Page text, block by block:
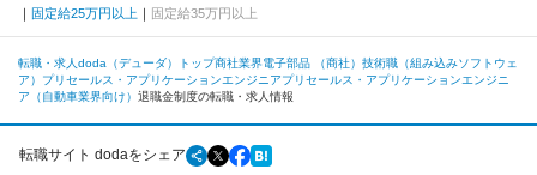
固定給25万円以上 固定給35万円以上
転職・求人doda（デューダ）トップ商社業界電子部品 （商社） 技術職（組み込みソフトウェ
ア） プリセールス・アプリケーションエンジニアプリセールス・アプリケーションエンジニ
ア（自動車業界向け） 退職金制度の転職・求人情報
転職サイト dodaをシェア